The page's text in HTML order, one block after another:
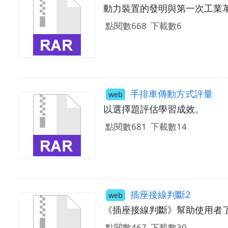
動力裝置的發明與第一次工業
點閱數668 下載數6
web 手排車傳動方式評量
以選擇題評估學習成效。
點閱數681 下載數14
web 插座接線判斷2
《插座接線判斷》幫助使用者